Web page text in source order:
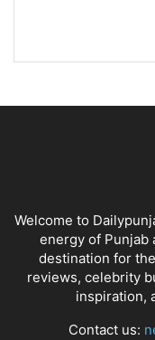
Welcome to
energy of Punjab
destination for
reviews, celebrity
inspiration,
Contact us: